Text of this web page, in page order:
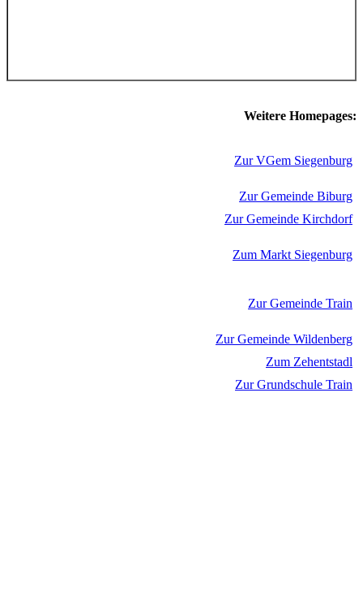
Weitere Homepages:
Zur VGem Siegenburg
Zur Gemeinde Biburg
Zur Gemeinde Kirchdorf
Zum Markt Siegenburg
Zur Gemeinde Train
Zur Gemeinde Wildenberg
Zum Zehentstadl
Zur Grundschule Train